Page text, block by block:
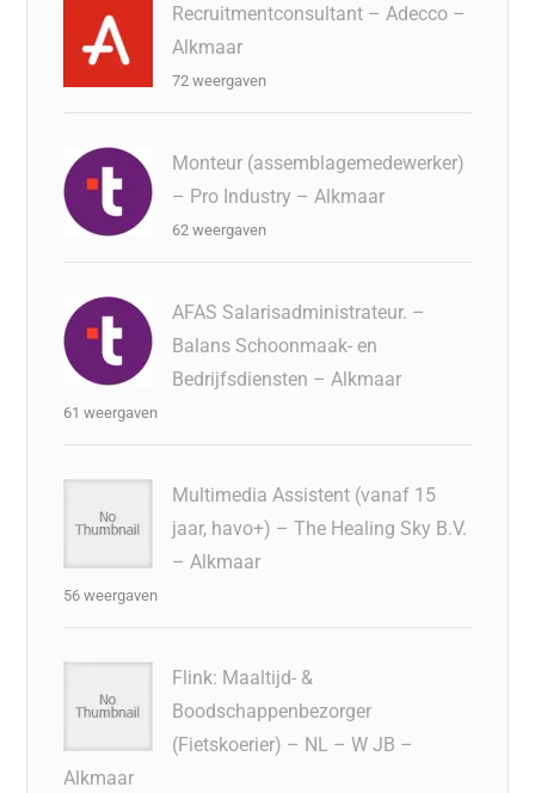
Recruitmentconsultant – Adecco –
Alkmaar
72 weergaven
Monteur (assemblagemedewerker)
– Pro Industry – Alkmaar
62 weergaven
AFAS Salarisadministrateur. –
Balans Schoonmaak- en
Bedrijfsdiensten – Alkmaar
61 weergaven
Multimedia Assistent (vanaf 15
jaar, havo+) – The Healing Sky B.V.
– Alkmaar
56 weergaven
Flink: Maaltijd- &
Boodschappenbezorger
(Fietskoerier) – NL – W JB –
Alkmaar